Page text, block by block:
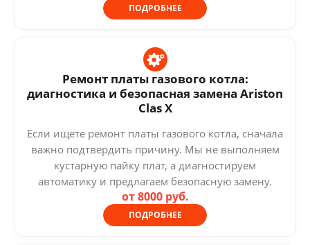
ПОДРОБНЕЕ
Ремонт платы газового котла:
диагностика и безопасная замена Ariston
Clas X
Если ищете ремонт платы газового котла, сначала
важно подтвердить причину. Мы не выполняем
кустарную пайку плат, а диагностируем
автоматику и предлагаем безопасную замену.
от 8000 руб.
ПОДРОБНЕЕ